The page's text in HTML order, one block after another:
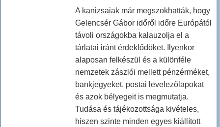
A kanizsaiak már megszokhatták, hogy
Gelencsér Gábor időről időre Európától
távoli országokba kalauzolja el a
tárlatai iránt érdeklődöket. Ilyenkor
alaposan felkészül és a különféle
nemzetek zászlói mellett pénzérméket,
bankjegyeket, postai levelezőlapokat
és azok bélyegeit is megmutatja.
Tudása és tájékozottsága kivételes,
hiszen szinte minden egyes kiállított